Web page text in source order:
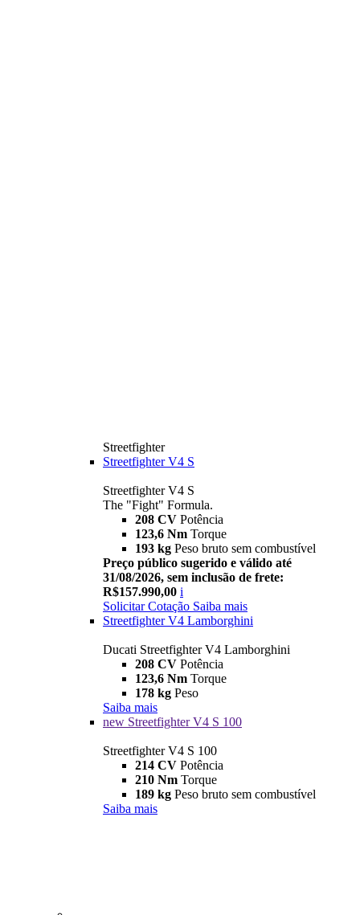
Streetfighter
Streetfighter V4 S
Streetfighter V4 S
The "Fight" Formula.
208 CV Potência
123,6 Nm Torque
193 kg Peso bruto sem combustível
Preço público sugerido e válido até
31/08/2026, sem inclusão de frete:
R$157.990,00 i
Solicitar Cotação Saiba mais
Streetfighter V4 Lamborghini
Ducati Streetfighter V4 Lamborghini
208 CV Potência
123,6 Nm Torque
178 kg Peso
Saiba mais
new Streetfighter V4 S 100
Streetfighter V4 S 100
214 CV Potência
210 Nm Torque
189 kg Peso bruto sem combustível
Saiba mais